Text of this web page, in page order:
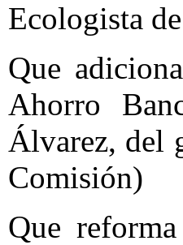
Ecologista
Que
Ahorro
Álvarez, del
Comisión)
Que